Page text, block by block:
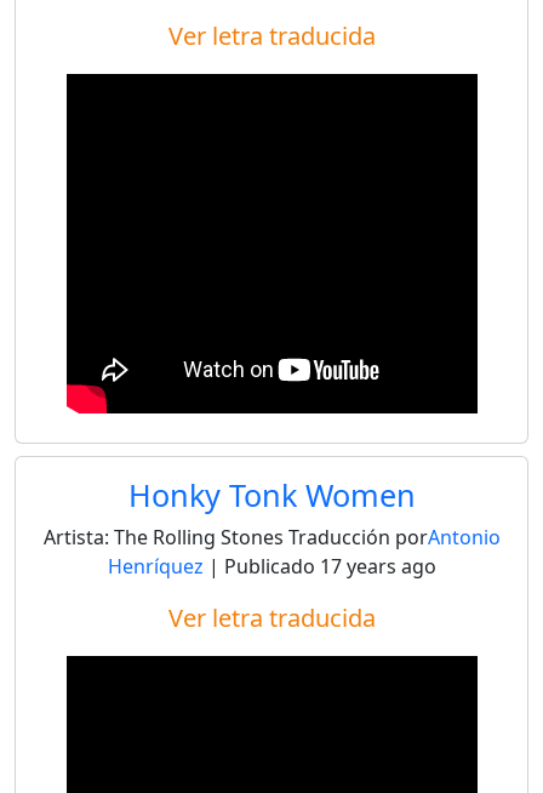
Ver letra traducida
Honky Tonk Women
Artista: The Rolling Stones Traducción porAntonio
Henríquez | Publicado 17 years ago
Ver letra traducida